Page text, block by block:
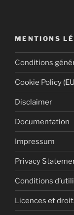
MENTIONS
Conditions
Cookie Policy
Disclaimer
Documentation
Impressum
Privacy
Conditions
Licences et